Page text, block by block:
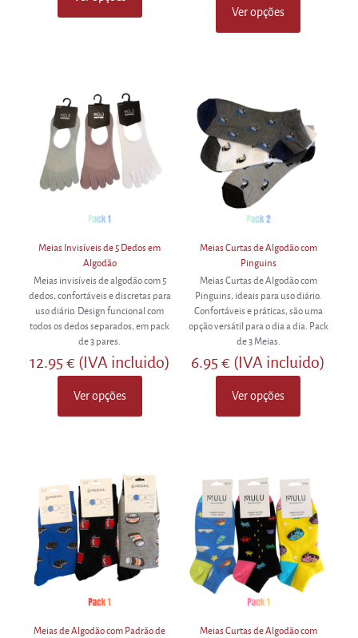
product
may
be
chosen
the
product
Ver opções
product
options
may
be
chosen
on
the
product
Meias Invisíveis de 5 Dedos em
Algodão
Meias invisíveis de algodão com 5
dedos, confortáveis e discretas para
uso diário. Design funcional com
todos os dedos separados, em pack
de 3 pares.
12.95€ (IVA incluido)
Ver opções
product
options
may
be
chosen
the
product
Meias Curtas de Algodão com
Pinguins
Meias Curtas de Algodão com
Pinguins, ideais para uso diário.
Confortáveis e práticas, são uma
opção versátil para o dia a dia. Pack
de 3 Meias.
6.95€ (IVA incluido)
Ver opções
product
The
options
be
chosen
on
the
product
Meias de Algodão com Padrão de
Meias Curtas de Algodão com